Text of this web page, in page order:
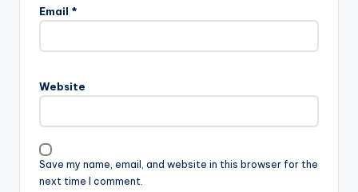
Email *
Website
Save my name, email, and website in this browser for the
next time I comment.